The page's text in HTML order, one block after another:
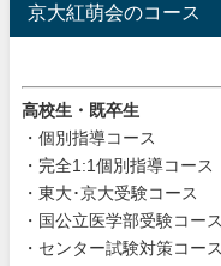
京大紅萌会のコース
高校生・既卒生
・個別指導コース
・完全1:1個別指導コース
・東大･京大受験コース
・国公立医学部受験コース
・センター試験対策コース